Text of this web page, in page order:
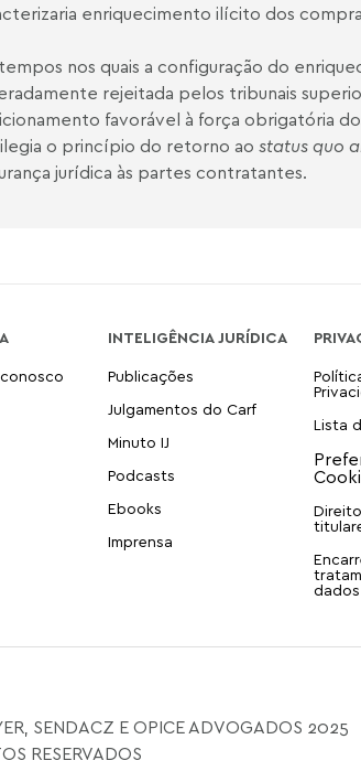
enriquecimento ilícito dos
nos quais a configuração do
rejeitada pelos tribunais
favorável à força obrigatória
o princípio do retorno ao status quo
jurídica às partes contratantes.
INTELIGÊNCIA JURÍDICA
Publicações
Julgamentos do Carf
Minuto IJ
Podcasts
Ebooks
Imprensa
Lista
SENDACZ E OPICE ADVOGADOS 2025
RESERVADOS